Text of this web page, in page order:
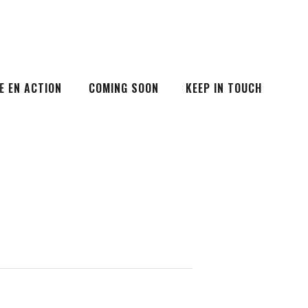
EN ACTION COMING SOON KEEP IN TOUCH